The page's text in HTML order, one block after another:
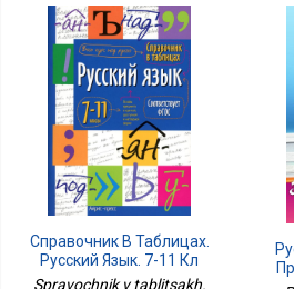
Справочник В Таблицах.
Русский Язык. 7-11 Кл
Spravochnik v tablitsakh.